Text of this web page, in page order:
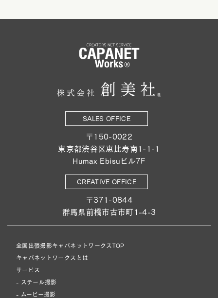
SALES OFFICE
〒150-0022
東京都渋谷区恵比寿南1-1-1
Humax Ebisuビル7F
CREATIVE OFFICE
〒371-0844
群馬県前橋市古市町1-4-3
全国出張撮影キャパネットワークスTOP
キャパネットワークスとは
サービス
- スチール撮影
- ムービー撮影